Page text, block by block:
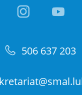
otwiera
Link
506 637 203